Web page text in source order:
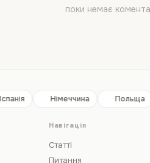
поки немає
Іспанія Німеччина Польща
Навігація
Статті
Питання